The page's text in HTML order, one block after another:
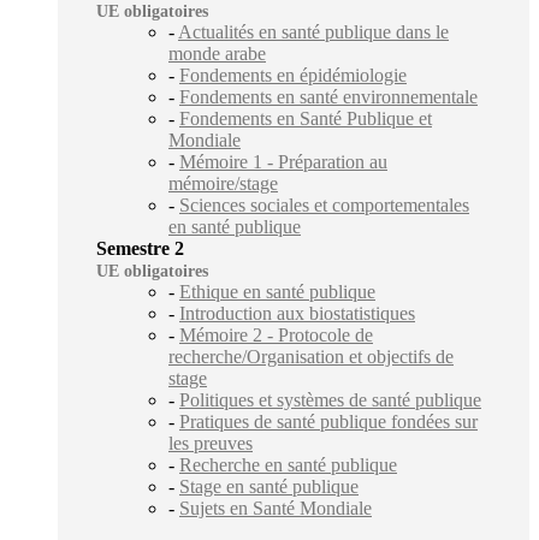
UE obligatoires
- Actualités en santé publique dans le
monde arabe
- Fondements en épidémiologie
- Fondements en santé environnementale
- Fondements en Santé Publique et
Mondiale
- Mémoire 1 - Préparation au
mémoire/stage
- Sciences sociales et comportementales
en santé publique
Semestre 2
UE obligatoires
- Ethique en santé publique
- Introduction aux biostatistiques
- Mémoire 2 - Protocole de
recherche/Organisation et objectifs de
stage
- Politiques et systèmes de santé publique
- Pratiques de santé publique fondées sur
les preuves
- Recherche en santé publique
- Stage en santé publique
- Sujets en Santé Mondiale